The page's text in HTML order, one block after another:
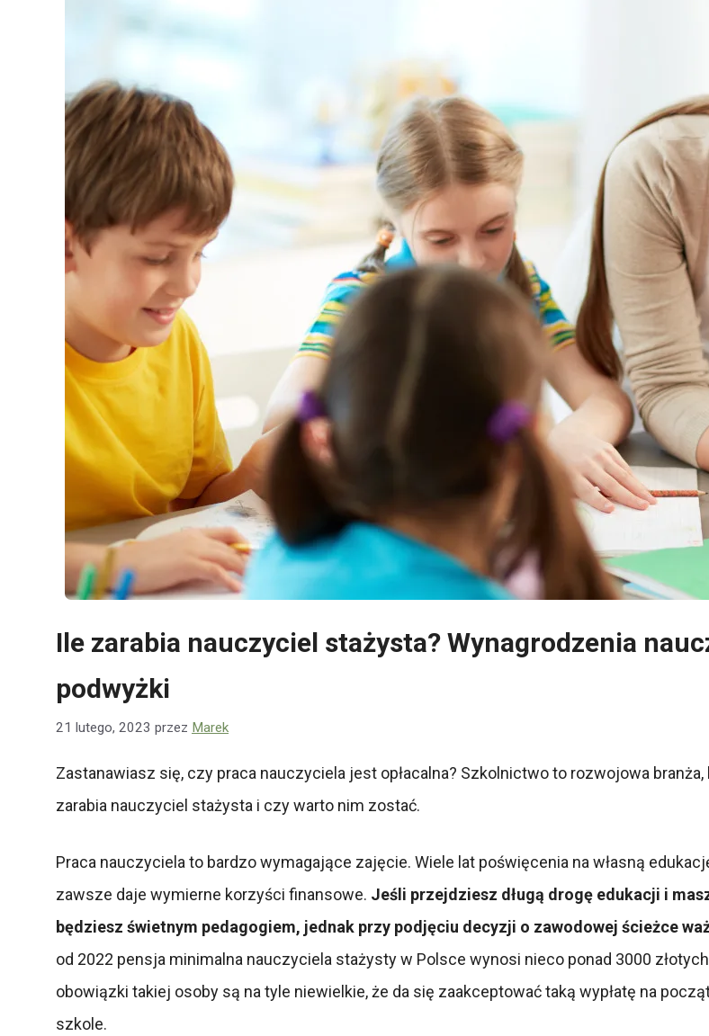
Ile zarabia nauczyciel stażysta? Wynagrodzenia
podwyżki
21 lutego, 2023 przez Marek
Zastanawiasz się, czy praca nauczyciela jest opłacalna? Szkolnictwo to rozwojowa
zarabia nauczyciel stażysta i czy warto nim zostać.
Praca nauczyciela to bardzo wymagające zajęcie. Wiele lat poświęcenia na własną
zawsze daje wymierne korzyści finansowe. Jeśli przejdziesz długą drogę edukacji i
będziesz świetnym pedagogiem, jednak przy podjęciu decyzji o zawodowej ścieżce
od 2022 pensja minimalna nauczyciela stażysty w Polsce wynosi nieco ponad 3000
obowiązki takiej osoby są na tyle niewielkie, że da się zaakceptować taką wypłatę na
szkole.